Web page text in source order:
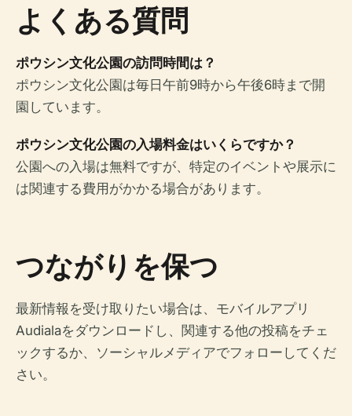
よくある質問
ポウシン文化公園の訪問時間は？
ポウシン文化公園は毎日午前9時から午後6時まで開
園しています。
ポウシン文化公園の入場料金はいくらですか？
公園への入場は無料ですが、特定のイベントや展示に
は関連する費用がかかる場合があります。
つながりを保つ
最新情報を受け取りたい場合は、モバイルアプリ
Audialaをダウンロードし、関連する他の投稿をチェ
ックするか、ソーシャルメディアでフォローしてくだ
さい。